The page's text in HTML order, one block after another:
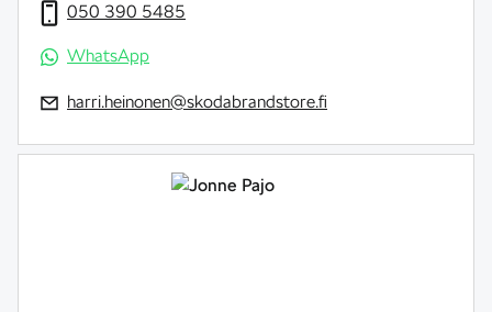
050 390 5485
WhatsApp
harri.heinonen@skodabrandstore.fi